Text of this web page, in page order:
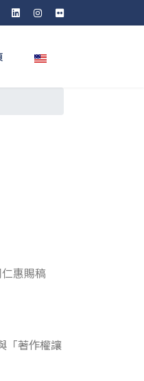
選擇你的語言
惠賜稿
「著作權讓